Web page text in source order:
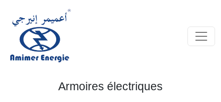
Armoires électriques